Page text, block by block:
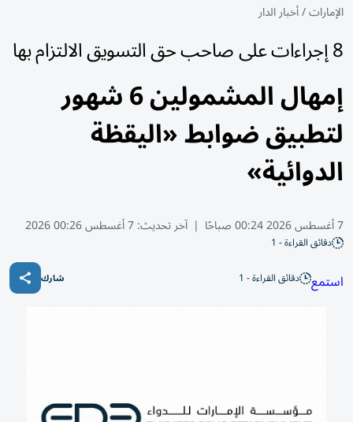
الإمارات/أخبار الدار
8 إجراءات على صاحب حق التسويق الالتزام بها
إمهال المشمولين 6 شهور
لتطبيق ضوابط «اليقظة
الدوائية»
7 أغسطس 2026 00:24 صباحًا | آخر تحديث:7 أغسطس 00:26 2026
دقائق القراءة - 1
استمع دقائق القراءة - 1 شارك